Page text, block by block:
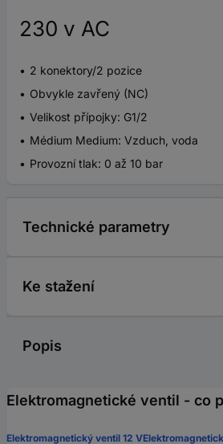
230 v AC
2 konektory/2 pozice
Obvykle zavřený (NC)
Velikost přípojky: G1/2
Médium Medium: Vzduch, voda
Provozní tlak: 0 až 10 bar
Technické parametry
Ke stažení
Popis
Elektromagnetické ventil - co
Elektromagnetický ventil 12 V